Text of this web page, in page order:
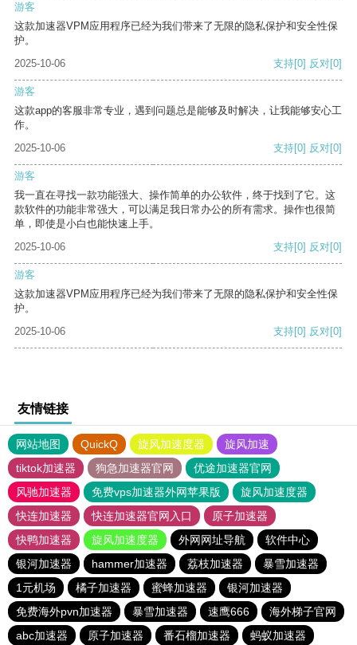
游客
这款加速器VPM应用程序已经为我们带来了无限的隐私保护和安全性保
护。
2025-10-06
支持[0] 反对[0]
游客
这款app的客服非常专业，遇到问题总是能够及时解决，让我能够安心工
作。
2025-10-06
支持[0] 反对[0]
游客
我一直在寻找一款功能强大、操作简单的办公软件，终于找到了它。这
款软件的功能非常强大，可以满足我日常办公的所有需求。操作也很简
单，即使是小白也能快速上手。
2025-10-06
支持[0] 反对[0]
游客
这款加速器VPM应用程序已经为我们带来了无限的隐私保护和安全性保
护。
2025-10-06
支持[0] 反对[0]
友情链接
网站地图 QuickQ 旋风加速度器
旋风加速
tiktok加速器
狗急加速器官网
优途加速器官网
风驰加速器
免费vps加速器外网苹果版
旋风加速度器
快连加速器
快连加速器官网入口
原子加速器
快鸭加速器
旋风加速度器 外网网址导航
软件中心
银河加速器
hammer加速器 荔枝加速器
暴雪加速器
1元机场
橘子加速器 蜜蜂加速器
银河加速器
免费海外pvn加速器
暴雪加速器 速鹰666
海外梯子官网
abc加速器
原子加速器 番石榴加速器 蚂蚁加速器